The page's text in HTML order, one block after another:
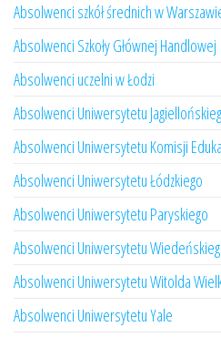
Absolwenci szkół średnich w
Absolwenci Szkoły Głównej Handlowej
Absolwenci uczelni w Łodzi
Absolwenci Uniwersytetu
Absolwenci Uniwersytetu Komisji
Absolwenci Uniwersytetu Łódzkiego
Absolwenci Uniwersytetu Paryskiego
Absolwenci Uniwersytetu
Absolwenci Uniwersytetu Witolda
Absolwenci Uniwersytetu Yale